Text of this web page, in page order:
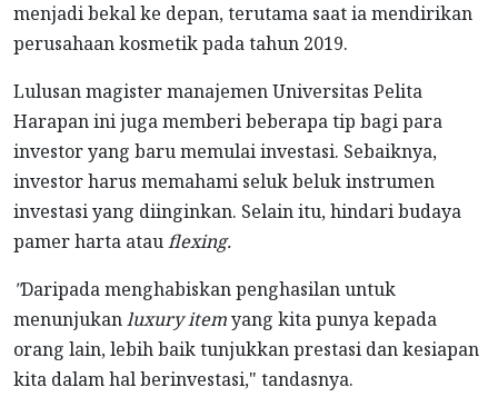
menjadi bekal ke depan, terutama saat ia mendirikan
perusahaan kosmetik pada tahun 2019.
Lulusan magister manajemen Universitas Pelita
Harapan ini juga memberi beberapa tip bagi para
investor yang baru memulai investasi. Sebaiknya,
investor harus memahami seluk beluk instrumen
investasi yang diinginkan. Selain itu, hindari budaya
pamer harta atauflexing.
"Daripada menghabiskan penghasilan untuk
menunjukanluxury itemyang kita punya kepada
orang lain, lebih baik tunjukkan prestasi dan kesiapan
kita dalam hal berinvestasi," tandasnya.